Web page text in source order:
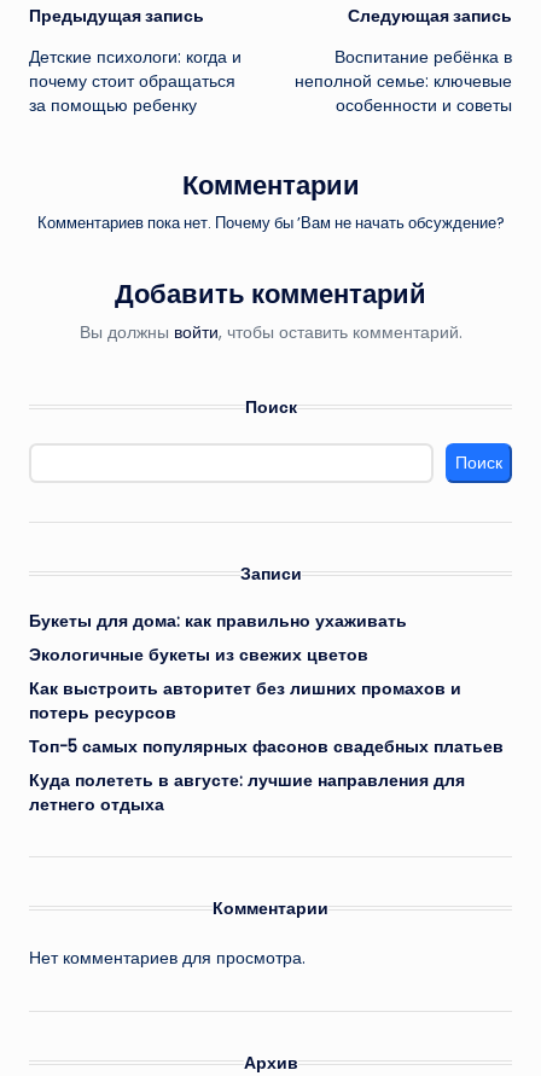
Навигация
записи
Предыдущая запись
Детские психологи: когда и
почему стоит обращаться
за помощью ребенку
Следующая запись
Воспитание ребёнка в
неполной семье: ключевые
особенности и советы
Комментарии
Комментариев пока нет. Почему бы ’Вам не начать обсуждение?
Добавить комментарий
Вы должны войти, чтобы оставить комментарий.
Поиск
Поиск
Записи
Букеты для дома: как правильно ухаживать
Экологичные букеты из свежих цветов
Как выстроить авторитет без лишних промахов и
потерь ресурсов
Топ-5 самых популярных фасонов свадебных платьев
Куда полететь в августе: лучшие направления для
летнего отдыха
Комментарии
Нет комментариев для просмотра.
Архив